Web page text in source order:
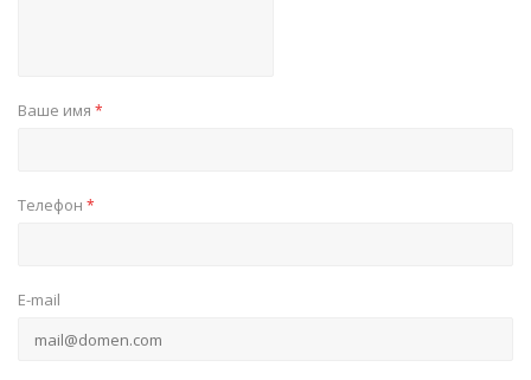
Ваше имя *
Телефон *
E-mail